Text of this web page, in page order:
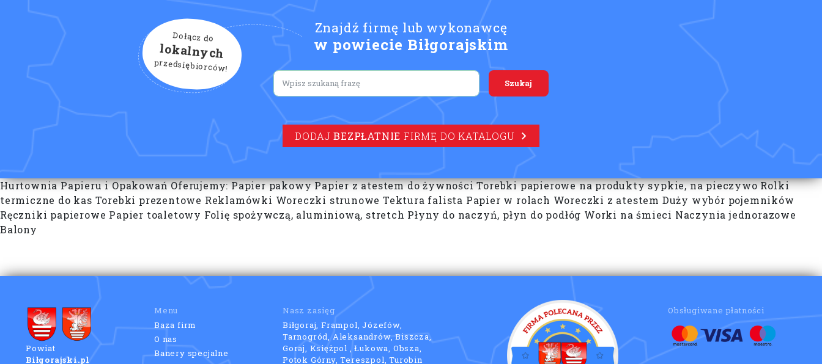
Znajdź firmę lub wykonawcę
w powiecie Biłgorajskim
Dołącz do
lokalnych
przedsiębiorców!
Lorem ipsum
DODAJBEZPŁATNIE FIRMĘ DO KATALOGU
Hurtownia Papieru i Opakowań Oferujemy: Papier pakowy Papier z atestem do żywności Torebki papierowe na produkty sypkie, na pieczywo Rolki
termiczne do kas Torebki prezentowe Reklamówki Woreczki strunowe Tektura falista Papier w rolach Woreczki z atestem Duży wybór pojemników
Ręczniki papierowe Papier toaletowy Folię spożywczą, aluminiową, stretch Płyny do naczyń, płyn do podłóg Worki na śmieci Naczynia jednorazowe
Balony
Powiat
Biłgorajski.pl
Menu
Baza firm
O nas
Banery specjalne
Nasz zasięg
Biłgoraj, Frampol, Józefów,
Tarnogród, Aleksandrów, Biszcza,
Goraj, Księżpol , Łukowa, Obsza,
Potok Górny, Tereszpol, Turobin
Obsługiwane płatności